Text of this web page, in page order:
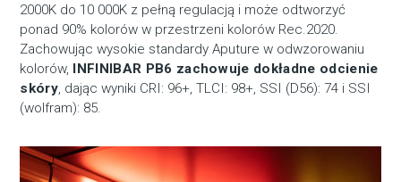
2000K do 10 000K z pełną regulacją i może odtworzyć
ponad 90% kolorów w przestrzeni kolorów Rec.2020.
Zachowując wysokie standardy Aputure w odwzorowaniu
kolorów, INFINIBAR PB6 zachowuje dokładne odcienie
skóry, dając wyniki CRI: 96+, TLCI: 98+, SSI (D56): 74 i SSI
(wolfram): 85.